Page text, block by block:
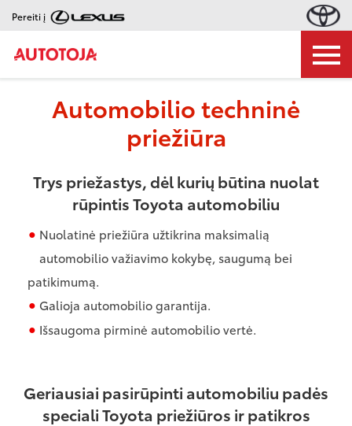
Pereiti į
Automobilio techninė
priežiūra
Trys priežastys, dėl kurių būtina nuolat
rūpintis Toyota automobiliu
Nuolatinė priežiūra užtikrina maksimalią
automobilio važiavimo kokybę, saugumą bei
patikimumą.
Galioja automobilio garantija.
Išsaugoma pirminė automobilio vertė.
Geriausiai pasirūpinti automobiliu padės
speciali Toyota priežiūros ir patikros